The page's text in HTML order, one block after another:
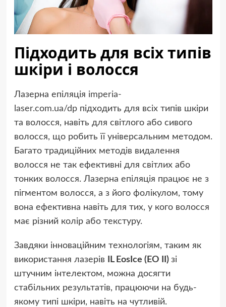
Підходить для всіх типів
шкіри і волосся
Лазерна епіляція imperia-
laser.com.ua/dpпідходить для всіх типів шкіри
та волосся, навіть для світлого або сивого
волосся, що робить її універсальним методом.
Багато традиційних методів видалення
волосся не так ефективні для світлих або
тонких волосся. Лазерна епіляція працює не з
пігментом волосся, а з його фолікулом, тому
вона ефективна навіть для тих, у кого волосся
має різний колір або текстуру.
Завдяки інноваційним технологіям, таким як
використання лазерів
IL EosIce (EO II) зі
штучним інтелектом, можна досягти
стабільних результатів, працюючи на будь-
якому типі шкіри, навіть на чутливій.